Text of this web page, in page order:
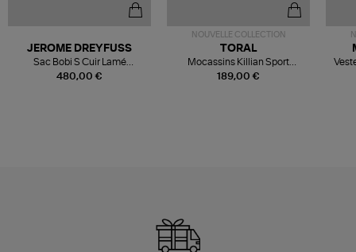
480,00 €
JEROME DREYFUSS
Sac Bobi S Cuir Lamé
Champagne
NOUVELLE COLLECTION
189,00 €
TORAL
Mocassins Killian Sport
Mousse